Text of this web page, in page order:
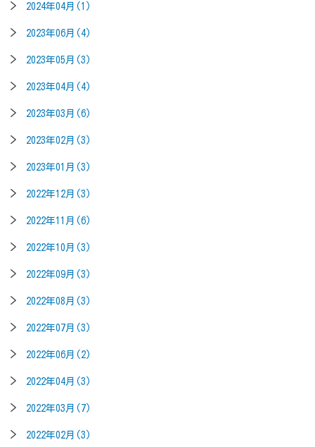
2024年04月(1)
2023年06月(4)
2023年05月(3)
2023年04月(4)
2023年03月(6)
2023年02月(3)
2023年01月(3)
2022年12月(3)
2022年11月(6)
2022年10月(3)
2022年09月(3)
2022年08月(3)
2022年07月(3)
2022年06月(2)
2022年04月(3)
2022年03月(7)
2022年02月(3)